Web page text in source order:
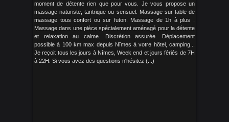
moment de détente rien que pour vous. Je vous propose un
massage naturiste, tantrique ou sensuel. Massage sur table de
massage tous confort ou sur futon. Massage de 1h à plus .
Massage dans une pièce spécialement aménagé pour la détente
et relaxation au calme. Discrétion assurée. Déplacement
possible à 100 km max depuis Nîmes à votre hôtel, camping...
Je reçoit tous les jours à Nîmes, Week end et jours fériés de 7H
à 22H. Si vous avez des questions n'hésitez (...)